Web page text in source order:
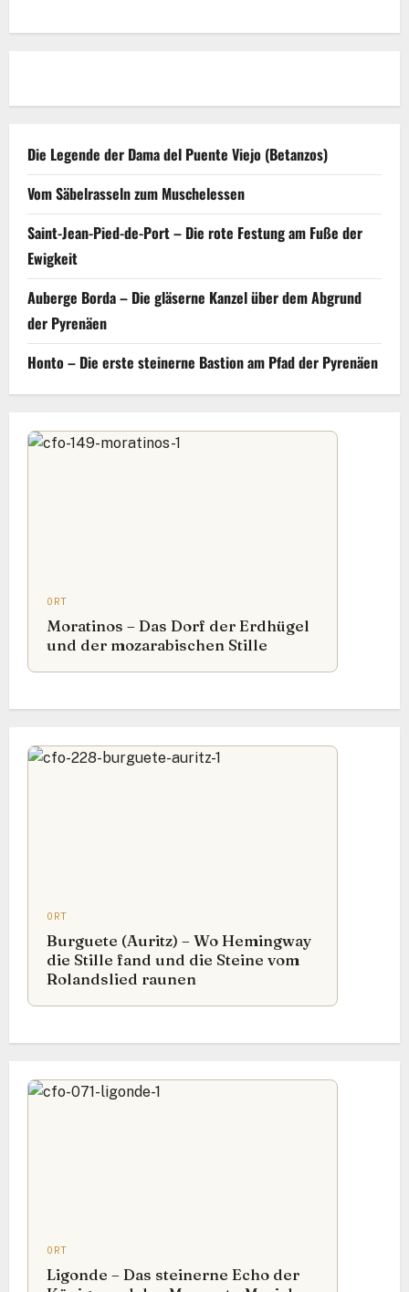
Die Legende der Dama del Puente Viejo (Betanzos)
Vom Säbelrasseln zum Muschelessen
Saint-Jean-Pied-de-Port – Die rote Festung am Fuße der
Ewigkeit
Auberge Borda – Die gläserne Kanzel über dem Abgrund
der Pyrenäen
Honto – Die erste steinerne Bastion am Pfad der Pyrenäen
ORT
Moratinos – Das Dorf der Erdhügel
und der mozarabischen Stille
ORT
Burguete (Auritz) – Wo Hemingway
die Stille fand und die Steine vom
Rolandslied raunen
ORT
Ligonde – Das steinerne Echo der